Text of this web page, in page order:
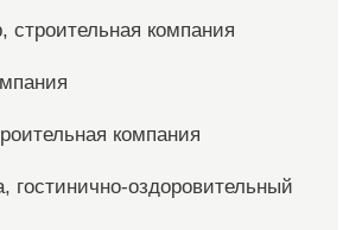
строительная компания
компания
гостинично-оздоровительный